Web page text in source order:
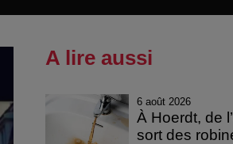
A lire aussi
6 août 2026
À Hoerdt, de
sort des